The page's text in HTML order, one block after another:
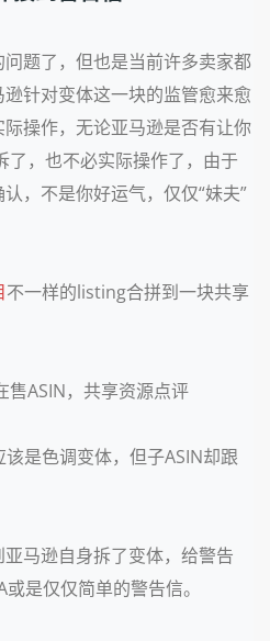
题了，但也是当前许多卖家都
针对变体这一块的监管愈来愈
操作，无论亚马逊是否有让你
了，也不必实际操作了，由于
，不是你好运气，仅仅“妹夫”
不一样的listing合拼到一块共享
售ASIN，共享资源点评
是色调变体，但子ASIN却跟
马逊自身拆了变体，给警告
是仅仅简单的警告信。